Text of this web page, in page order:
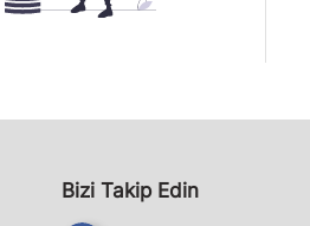
Bizi Takip Edin